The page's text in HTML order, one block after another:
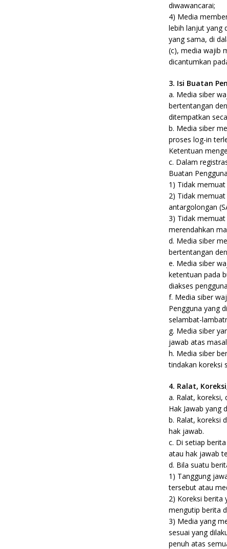
diwawancarai;
4) Media
lebih lanjut yang
yang sama, di
(c), media wajib
dicantumkan
3. Isi Buatan
a. Media siber
bertentangan
ditempatkan
b. Media siber
proses log-in
Ketentuan
c. Dalam
Buatan
1) Tidak
2) Tidak
antargolongan
3) Tidak
merendahkan
d. Media siber
bertentangan
e. Media siber
ketentuan pada
diakses
f. Media siber
Pengguna yang
selambat-
g. Media siber
jawab atas
h. Media siber
tindakan koreksi
4. Ralat,
a. Ralat, koreksi,
Hak Jawab yang
b. Ralat, koreksi
hak jawab.
c. Di setiap
atau hak jawab
d. Bila suatu
1) Tanggung
tersebut atau
2) Koreksi berita
mengutip berita
3) Media yang
sesuai yang
penuh atas